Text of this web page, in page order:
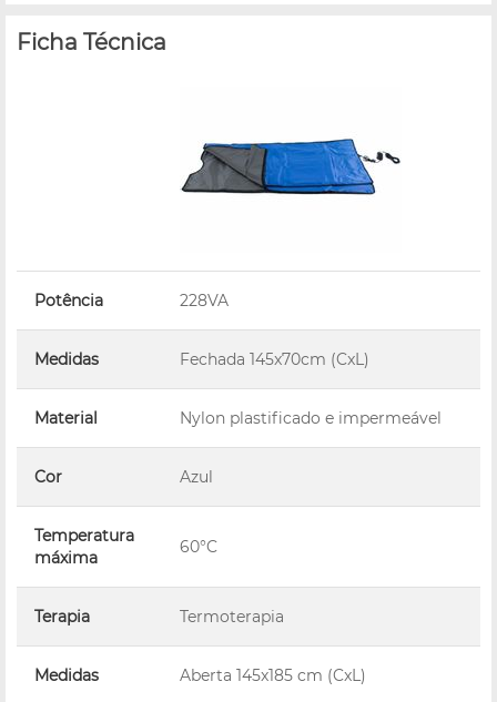
Ficha Técnica
Potência 228VA
Medidas Fechada 145x70cm (CxL)
Material Nylon plastificado e impermeável
Cor Azul
Temperatura
máxima
60°C
Terapia Termoterapia
Medidas Aberta 145x185 cm (CxL)